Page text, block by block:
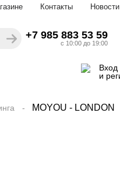
Контакты Новости
+7 985 883 53 59
с 10:00 до 19:00
Вход
и
MOYOU - LONDON